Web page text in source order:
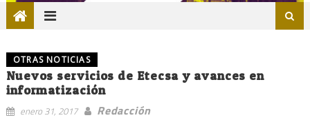
OTRAS NOTICIAS
Nuevos servicios de Etecsa y avances en
informatización
enero 31, 2017
Redacción